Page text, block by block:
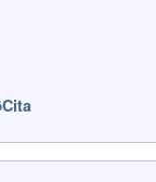
Cita